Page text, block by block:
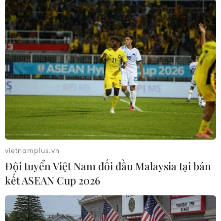
Theo dõi VietnamPlus
TIN LIÊN QUAN
vietnamplus.vn
Đội tuyển Việt Nam đối đầu Malaysia tại bán
kết ASEAN Cup 2026